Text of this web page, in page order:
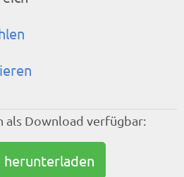
als Download verfügbar:
herunterladen